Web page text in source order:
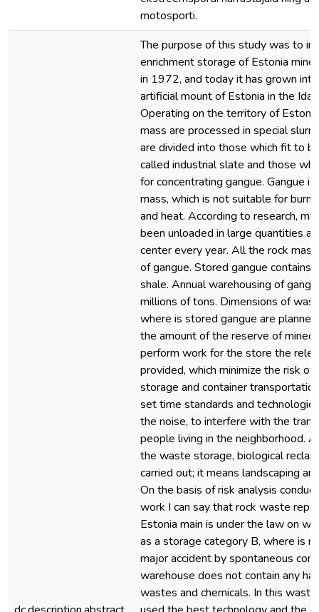
motosporti.
The purpose of this study was to
enrichment storage of Estonia
in 1972, and today it has grown
artificial mount of Estonia in the Ida-
Operating on the territory of
mass are processed in special
are divided into those which fit to
called industrial slate and those
for concentrating gangue. Gangue
mass, which is not suitable for
and heat. According to research,
been unloaded in large quantities
center every year. All the rock
of gangue. Stored gangue contains
shale. Annual warehousing of
millions of tons. Dimensions of
where is stored gangue are
the amount of the reserve of mined
perform work for the store the
provided, which minimize the risk of
storage and container
set time standards and
the noise, to interfere with the
people living in the neighborhood.
the waste storage, biological
carried out; it means landscaping
On the basis of risk analysis
work I can say that rock waste
Estonia main is under the law on
as a storage category B, where is
major accident by spontaneous
warehouse does not contain any
wastes and chemicals. In this